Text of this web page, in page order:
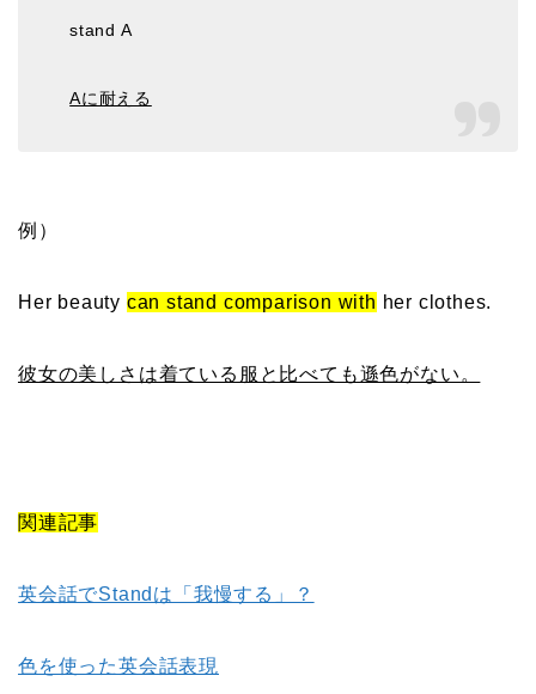
stand A
Aに耐える
例）
Her beauty can stand comparison with her clothes.
彼女の美しさは着ている服と比べても遜色がない。
関連記事
英会話でStandは「我慢する」？
色を使った英会話表現